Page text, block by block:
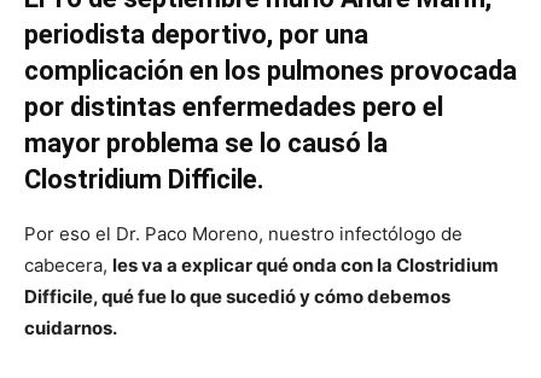
periodista deportivo, por una
complicación en los pulmones provocada
por distintas enfermedades pero el
mayor problema se lo causó la
Clostridium Difficile.
Por eso el Dr. Paco Moreno, nuestro infectólogo de
cabecera, les va a explicar qué onda con la Clostridium
Difficile, qué fue lo que sucedió y cómo debemos
cuidarnos.